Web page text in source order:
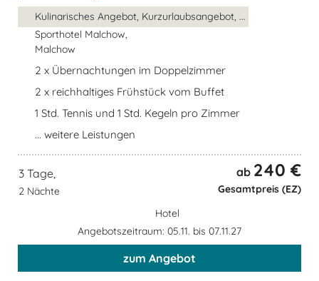
Kulinarisches Angebot, Kurzurlaubsangebot, ...
Sporthotel Malchow,
Malchow
2 x Übernachtungen im Doppelzimmer
2 x reichhaltiges Frühstück vom Buffet
1 Std. Tennis und 1 Std. Kegeln pro Zimmer
... weitere Leistungen
3 Tage,
2 Nächte
ab 240 €
Gesamtpreis (EZ)
Hotel
Angebotszeitraum: 05.11. bis 07.11.27
zum Angebot